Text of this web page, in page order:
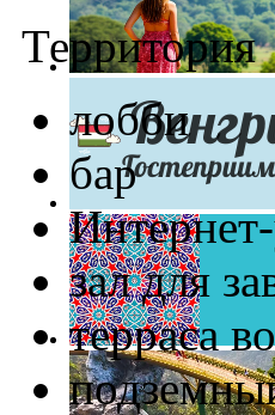
Территория
лобби
бар
зал для
терраса